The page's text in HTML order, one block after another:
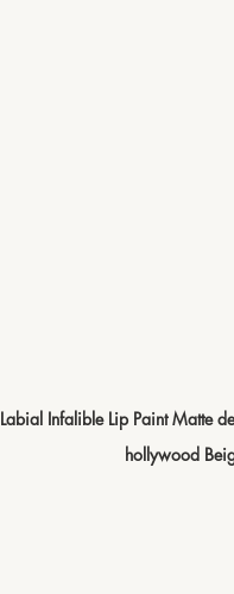
Labial Infalible Lip Paint Matte
hollywood